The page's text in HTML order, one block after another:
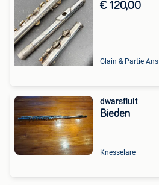
€ 120,00
Glain & Partie Ans
dwarsfluit
Bieden
Knesselare